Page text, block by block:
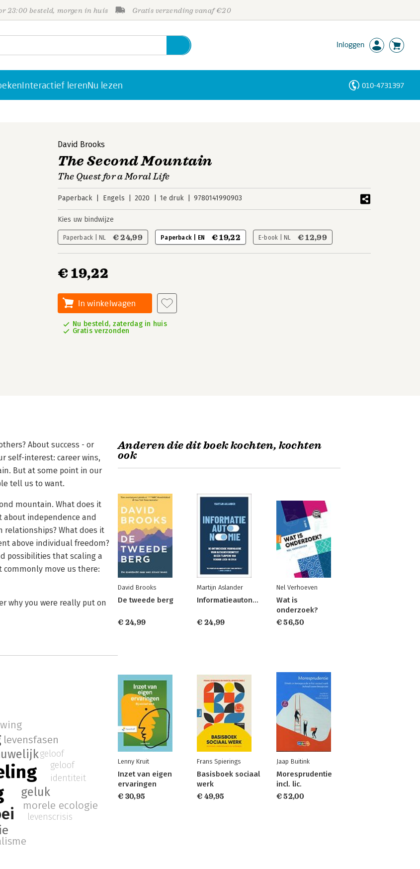
23:00 besteld, morgen in huis Gratis verzending vanaf €20
Inloggen
Interactief lerenNu lezen 010-4731397
David Brooks
The Second Mountain
The Quest for a Moral Life
Paperback Engels 2020 1e druk 9780141990903
Kies uw bindwijze
Paperback | NL € 24,99 Paperback | EN € 19,22 E-book | NL € 12,99
€ 19,22
In winkelwagen
Nu besteld, zaterdag in huis
Gratis verzonden
About success - or
self-interest: career wins,
But at some point in our
tell us to want.
mountain. What does it
about independence and
relationships? What does it
above individual freedom?
possibilities that scaling a
move us there:
why you were really put on
geluk
morele ecologie
levensfasen
geloof
levenscrisis
identiteit
geloof
Anderen die dit boek kochten, kochten
ook
David Brooks
De tweede berg
€ 24,99
Martijn Aslander
Informatieautonomie
€ 24,99
Nel Verhoeven
Wat is
onderzoek?
€ 56,50
Lenny Kruit
Inzet van eigen
ervaringen
€ 30,95
Frans Spierings
Basisboek sociaal
werk
€ 49,95
Jaap Buitink
Moresprudentie
incl. lic.
€ 52,00
Personen